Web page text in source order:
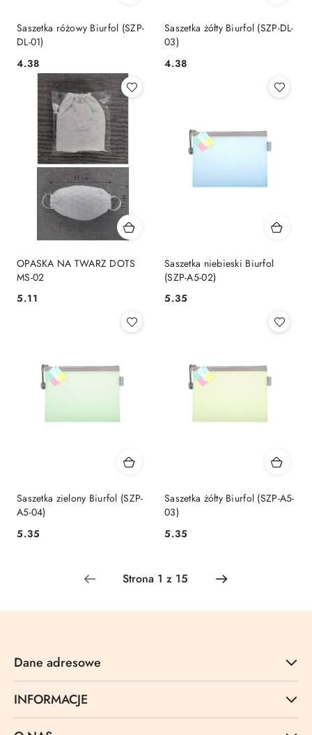
Saszetka różowy Biurfol (SZP-
DL-01)
Cena:
4.38
Saszetka żółty Biurfol (SZP-DL-
03)
Cena:
4.38
OPASKA NA TWARZ DOTS
MS-02
Cena:
5.11
Saszetka niebieski Biurfol
(SZP-A5-02)
Cena:
5.35
Saszetka zielony Biurfol (SZP-
A5-04)
Cena:
5.35
Saszetka żółty Biurfol (SZP-A5-
03)
Cena:
5.35
Dane adresowe
INFORMACJE